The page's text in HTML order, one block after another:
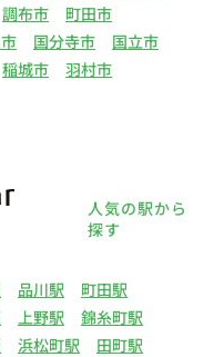
調布市
町田市
国分寺市
国立市
稲城市
羽村市
人気の駅から
探す
品川駅
町田駅
上野駅
錦糸町駅
浜松町駅
田町駅